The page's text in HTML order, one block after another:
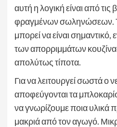
αυτή η λογική είναι από τις
φραγμένων σωληνώσεων.
μπορεί να είναι
των απορριμμάτων
απολύτως τίποτα.
Για να λειτουργεί σωστά ο
αποφεύγονται τα
να γνωρίζουμε ποια υλικά
μακριά από τον αγωγό.